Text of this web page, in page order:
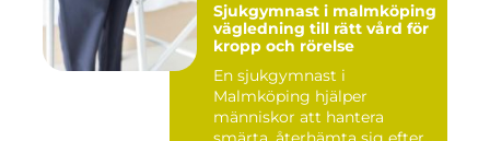
Sjukgymnast i malmköping
vägledning till rätt vård för
kropp och rörelse
En sjukgymnast i
Malmköping hjälper
människor att hantera